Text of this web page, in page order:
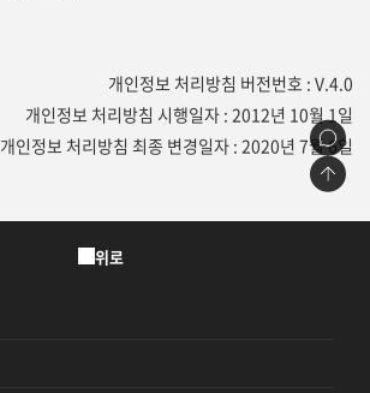
개인정보 처리방침 버전번호 : V.4.0
개인정보 처리방침 시행일자 : 2012년 10월 1일
개인정보 처리방침 최종 변경일자 : 2020년 7월 6일
위로